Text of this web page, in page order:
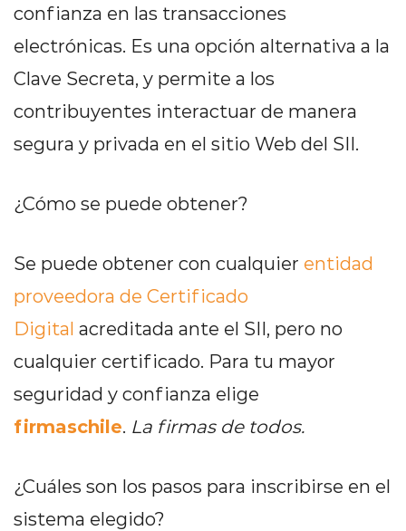
confianza en las transacciones
electrónicas. Es una opción alternativa a la
Clave Secreta, y permite a los
contribuyentes interactuar de manera
segura y privada en el sitio Web del SII.
¿Cómo se puede obtener?
Se puede obtener con cualquier entidad
proveedora de Certificado
Digital acreditada ante el SII, pero no
cualquier certificado. Para tu mayor
seguridad y confianza elige
firmaschile. La firmas de todos.
¿Cuáles son los pasos para inscribirse en el
sistema elegido?